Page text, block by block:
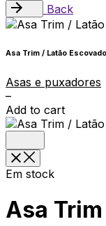
Back
Asa Trim / Latão Escovado
Asas e puxadores
–
Add to cart
Em stock
Asa